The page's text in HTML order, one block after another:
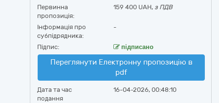
Первинна
пропозиція:
159 400 UAH, з ПДВ
Інформація про
субпідрядника:
-
Підпис: підписано
Переглянути Електронну пропозицію в
pdf
Дата та час
подання
16-04-2026, 00:48:10